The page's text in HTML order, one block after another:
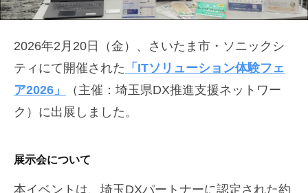
2026年2月20日（金）、さいたま市・ソニックシ
ティにて開催された 「ITソリューション体験フェ
ア2026」
（主催：埼玉県DX推進支援ネットワー
ク）に出展しました。
展示会について
本イベントは、埼玉DXパートナーに認定された約